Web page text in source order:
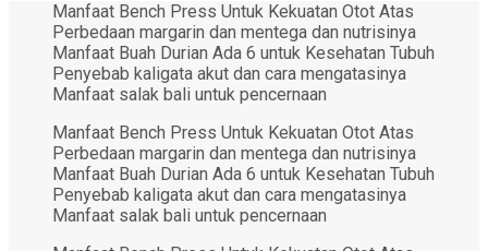
Manfaat Bench Press Untuk Kekuatan Otot Atas
Perbedaan margarin dan mentega dan nutrisinya
Manfaat Buah Durian Ada 6 untuk Kesehatan Tubuh
Penyebab kaligata akut dan cara mengatasinya
Manfaat salak bali untuk pencernaan
Manfaat Bench Press Untuk Kekuatan Otot Atas
Perbedaan margarin dan mentega dan nutrisinya
Manfaat Buah Durian Ada 6 untuk Kesehatan Tubuh
Penyebab kaligata akut dan cara mengatasinya
Manfaat salak bali untuk pencernaan